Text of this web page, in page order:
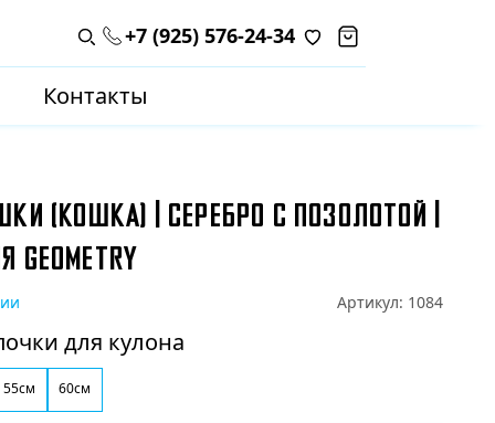
Поиск по каталогу
+7 (925) 576-24-34
Контакты
(КОШКА) | СЕРЕБРО С ПОЗОЛОТОЙ |
Артикул: 1084
для кулона
55см 60см